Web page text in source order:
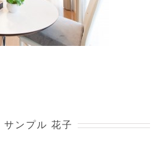
サンプル 花子